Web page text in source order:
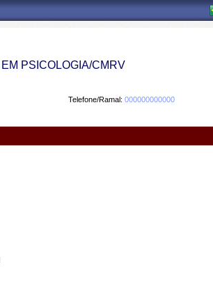
PSICOLOGIA/CMRV
Telefone/Ramal: 000000000000